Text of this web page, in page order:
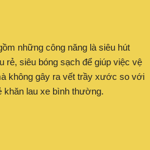
những công năng là siêu hút
rẻ, siêu bóng sạch để giúp việc vệ
không gây ra vết trầy xước so với
khăn lau xe bình thường.